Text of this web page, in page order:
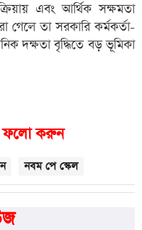
এবং আর্থিক সক্ষমতা
গেলে তা সরকারি কর্মকর্তা-
দক্ষতা বৃদ্ধিতে বড় ভূমিকা
ফলো করুন
নবম পে স্কেল